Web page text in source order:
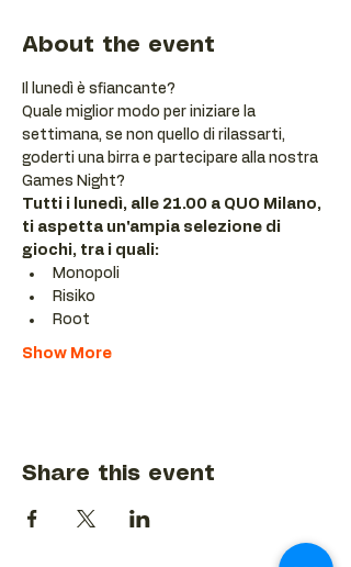
About the event
Il lunedì è sfiancante?
Quale miglior modo per iniziare la
settimana, se non quello di rilassarti,
goderti una birra e partecipare alla nostra
Games Night?
Tutti i lunedì, alle 21.00 a QUO Milano,
ti aspetta un'ampia selezione di
giochi, tra i quali:
Monopoli
Risiko
Root
Show More
Share this event